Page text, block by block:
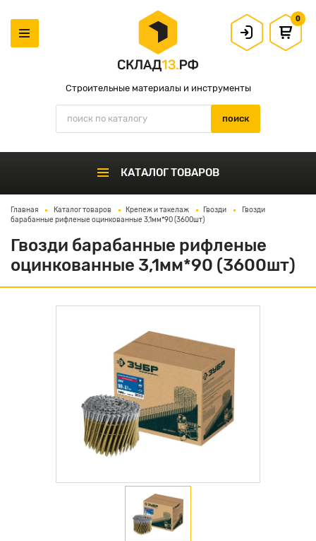
Строительные материалы и инструменты
0
КАТАЛОГ ТОВАРОВ
Главная Каталог товаров Крепеж и такелаж Гвозди
Гвозди
барабанные рифленые оцинкованные 3,1мм*90 (3600шт)
Гвозди барабанные рифленые
оцинкованные 3,1мм*90 (3600шт)